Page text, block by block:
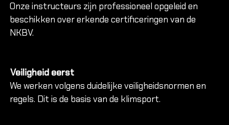
Onze instructeurs zijn professioneel opgeleid en
beschikken over erkende certificeringen van de
NKBV.
Veiligheid eerst
We werken volgens duidelijke veiligheidsnormen en
regels. Dit is de basis van de klimsport.